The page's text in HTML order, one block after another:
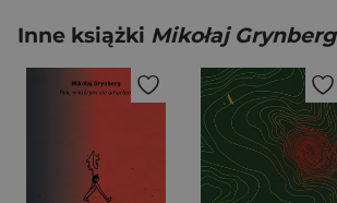
Inne książki Mikołaj Grynberg